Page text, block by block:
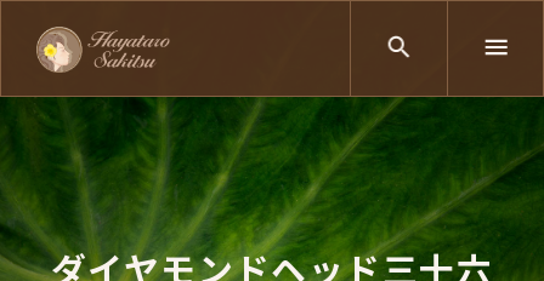
ダイヤモンドヘッド三十六